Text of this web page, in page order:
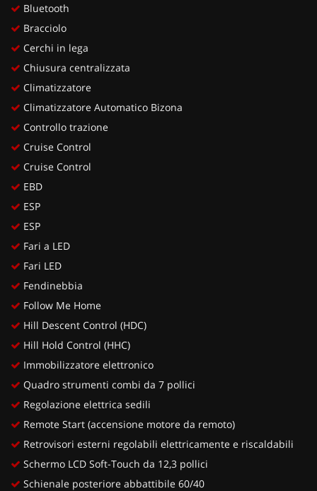
Bluetooth
Bracciolo
Cerchi in lega
Chiusura centralizzata
Climatizzatore
Climatizzatore Automatico Bizona
Controllo trazione
Cruise Control
Cruise Control
EBD
ESP
ESP
Fari a LED
Fari LED
Fendinebbia
Follow Me Home
Hill Descent Control (HDC)
Hill Hold Control (HHC)
Immobilizzatore elettronico
Quadro strumenti combi da 7 pollici
Regolazione elettrica sedili
Remote Start (accensione motore da remoto)
Retrovisori esterni regolabili elettricamente e riscaldabili
Schermo LCD Soft-Touch da 12,3 pollici
Schienale posteriore abbattibile 60/40